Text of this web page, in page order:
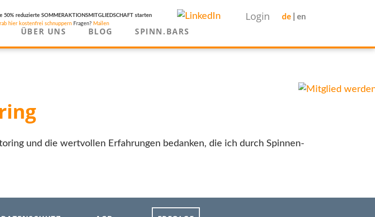
50% reduzierte SOMMERAKTIONSMITGLIEDSCHAFT starten
hier kostenfrei schnuppern Fragen? Mailen
ÜBER UNS BLOG SPINN.BARS
Login en
de
und die wertvollen Erfahrungen bedanken, die ich durch Spinnen-